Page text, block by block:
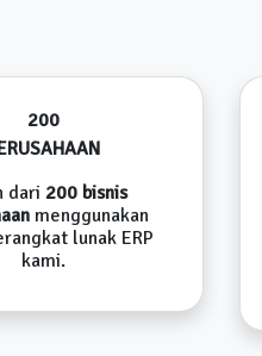
200
dari 200 bisnis
menggunakan
lunak ERP
kami.